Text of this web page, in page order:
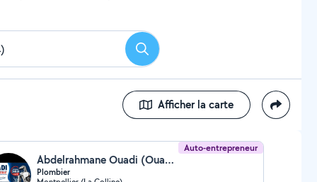
Rechercher
Afficher la carte
Auto-entrepreneur
Abdelrahmane Ouadi (Ouadi Plomberie)
Plombier